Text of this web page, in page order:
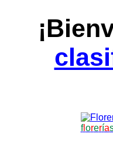
florería